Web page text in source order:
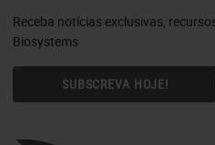
Receba notícias exclusivas,
Biosystems
SUBSCREVA HOJE!